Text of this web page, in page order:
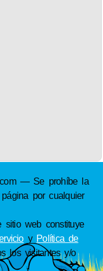
— Se prohíbe la
por cualquier
web constituye
y Política de
los visitantes y/o